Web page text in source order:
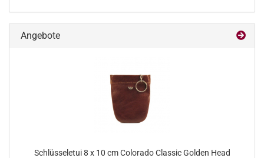
Angebote
Schlüsseletui 8 x 10 cm Colorado Classic Golden Head